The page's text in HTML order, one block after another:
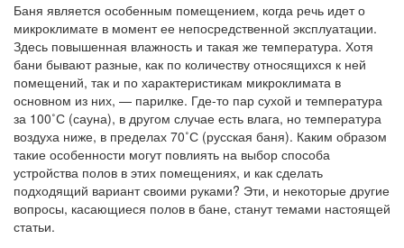
Баня является особенным помещением, когда речь идет о
микроклимате в момент ее непосредственной эксплуатации.
Здесь повышенная влажность и такая же температура. Хотя
бани бывают разные, как по количеству относящихся к ней
помещений, так и по характеристикам микроклимата в
основном из них, — парилке. Где-то пар сухой и температура
за 100˚С (сауна), в другом случае есть влага, но температура
воздуха ниже, в пределах 70˚С (русская баня). Каким образом
такие особенности могут повлиять на выбор способа
устройства полов в этих помещениях, и как сделать
подходящий вариант своими руками? Эти, и некоторые другие
вопросы, касающиеся полов в бане, станут темами настоящей
статьи.